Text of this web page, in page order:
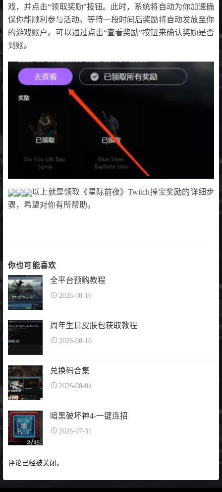
戏，并点击“领取奖励”按钮。此时，系统将自动为你加速确
保你能顺利参与活动。等待一段时间后奖励将自动发放至你
的游戏账户。可以通过点击“查看奖励”按钮来确认奖励是否
到账。
以上就是领取《星际前夜》Twitch掉宝奖励的详细步
骤，希望对你有所帮助。
你也可能喜欢
全平台预购教程
2026-08-10
周年生日皮肤包获取教程
2026-08-10
兑换码合集
2026-08-04
暗黑破坏神4-一键连招
2026-07-31
评论已经被关闭。